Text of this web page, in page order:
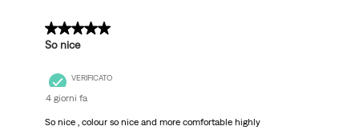
5 su 5 stelle.
So nice
VERIFICATO
4 giorni fa
So nice , colour so nice and more comfortable highly